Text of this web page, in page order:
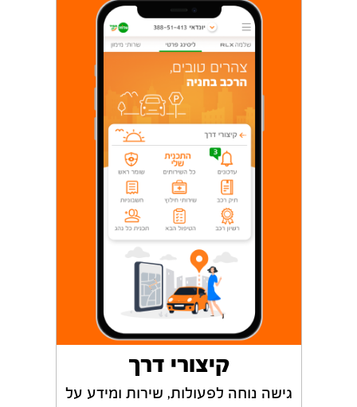
קיצורי דרך
גישה נוחה לפעולות, שירות ומידע על